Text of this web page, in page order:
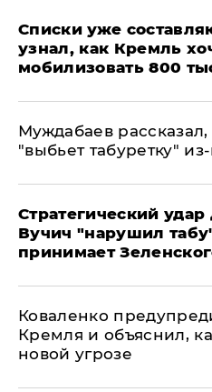
Списки уже
узнал, как Кремль
мобилизовать 800
Муждабаев рассказал,
"выбьет табуретку"
Стратегический
Вучич "нарушил
принимает
Коваленко
Кремля и объяснил,
новой угрозе